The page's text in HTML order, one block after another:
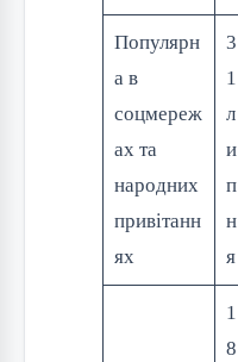
Популярн
а в
соцмереж
ах та
народних
привітанн
ях
3
1
л
и
п
н
я
1
8